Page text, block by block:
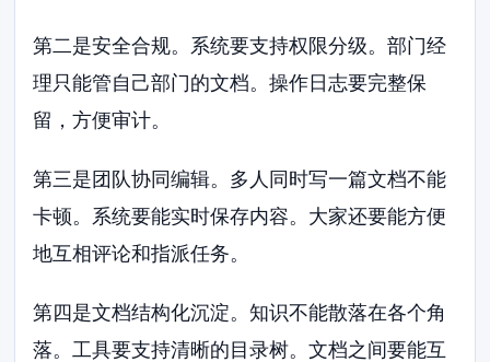
第二是安全合规。系统要支持权限分级。部门经
理只能管自己部门的文档。操作日志要完整保
留，方便审计。
第三是团队协同编辑。多人同时写一篇文档不能
卡顿。系统要能实时保存内容。大家还要能方便
地互相评论和指派任务。
第四是文档结构化沉淀。知识不能散落在各个角
落。工具要支持清晰的目录树。文档之间要能互